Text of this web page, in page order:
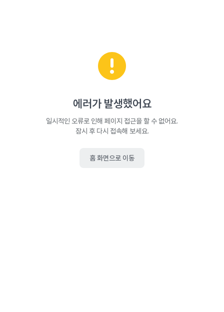
에러가 발생했어요
일시적인 오류로 인해 페이지 접근을 할 수 없어요.
잠시 후 다시 접속해 보세요.
홈 화면으로 이동